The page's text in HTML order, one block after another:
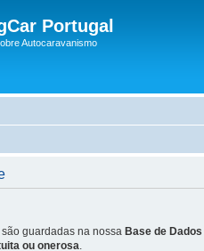
Portugal
Autocaravanismo
são guardadas na nossa Base de Dados
ou onerosa.